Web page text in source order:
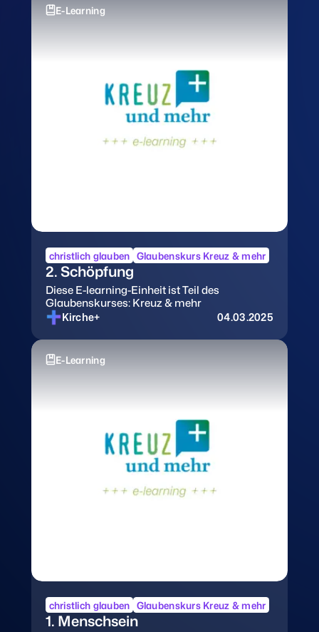
E-Learning
christlich glauben Glaubenskurs Kreuz & mehr
2. Schöpfung
Diese E-learning-Einheit ist Teil des
Glaubenskurses: Kreuz & mehr
Kirche+
04.03.2025
E-Learning
christlich glauben Glaubenskurs Kreuz & mehr
1. Menschsein